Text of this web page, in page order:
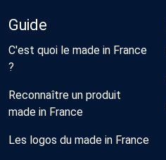
Guide
C'est quoi le made in France
?
Reconnaître un produit
made in France
Les logos du made in France